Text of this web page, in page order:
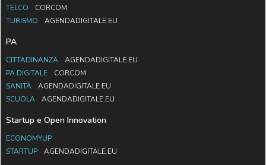
TELCO
CORCOM
TURISMO
AGENDADIGITALE.EU
PA
CITTADINANZA
AGENDADIGITALE.EU
PA DIGITALE
CORCOM
SANITÀ
AGENDADIGITALE.EU
SCUOLA
AGENDADIGITALE.EU
Startup e Open Innovation
ECONOMYUP
STARTUP
AGENDADIGITALE.EU